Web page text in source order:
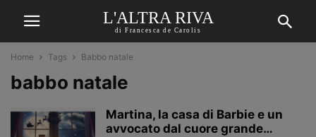
L'ALTRA RIVA
di Francesca de Carolis
Home Tags Babbo natale
babbo natale
Martina, la casa di Barbie e un
avvocato dal cuore grande…